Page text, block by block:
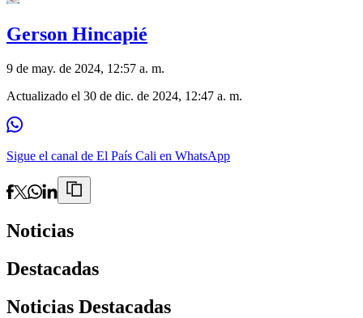
Gerson Hincapié
9 de may. de 2024, 12:57 a. m.
Actualizado el 30 de dic. de 2024, 12:47 a. m.
Sigue el canal de El País Cali en WhatsApp
Noticias
Destacadas
Noticias Destacadas